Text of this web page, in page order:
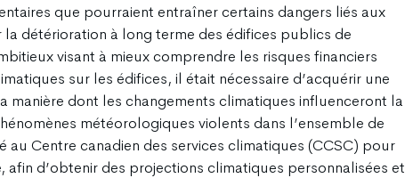
que pourraient entraîner certains dangers liés aux
détérioration à long terme des édifices publics de
visant à mieux comprendre les risques financiers
sur les édifices, il était nécessaire d’acquérir une
manière dont les changements climatiques influenceront la
météorologiques violents dans l’ensemble de
au Centre canadien des services climatiques (CCSC) pour
afin d’obtenir des projections climatiques personnalisées et